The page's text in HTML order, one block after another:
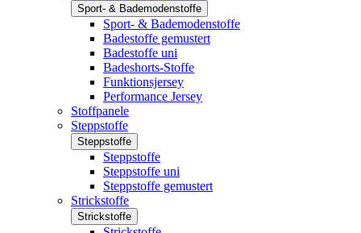
Sport- & Bademodenstoffe
Sport- & Bademodenstoffe
Badestoffe gemustert
Badestoffe uni
Badeshorts-Stoffe
Funktionsjersey
Performance Jersey
Stoffpanele
Steppstoffe
Steppstoffe
Steppstoffe
Steppstoffe uni
Steppstoffe gemustert
Strickstoffe
Strickstoffe